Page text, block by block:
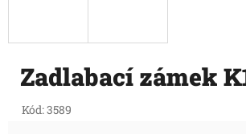
Zadlabací zámek
Kód:3589